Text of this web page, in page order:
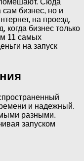
сам бизнес, но и
на проезд,
когда бизнес только
11 самых
на запуск
и надежный.
разными.
запуском